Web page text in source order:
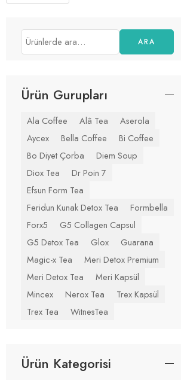
ARA
Ürün Gurupları
Ala Coffee Alâ Tea
Aserola
Aycex
Bella Coffee
Bi Coffee
Bo Diyet Çorba
Diem Soup
Diox Tea
Dr Poin 7
Efsun Form Tea
Feridun Kunak Detox Tea
Formbella
Forx5
G5 Collagen Capsul
G5 Detox Tea
Glox
Guarana
Magic-x Tea
Meri Detox Premium
Meri Detox Tea
Meri Kapsül
Mincex
Nerox Tea
Trex Kapsül
Trex Tea
WitnesTea
Ürün Kategorisi